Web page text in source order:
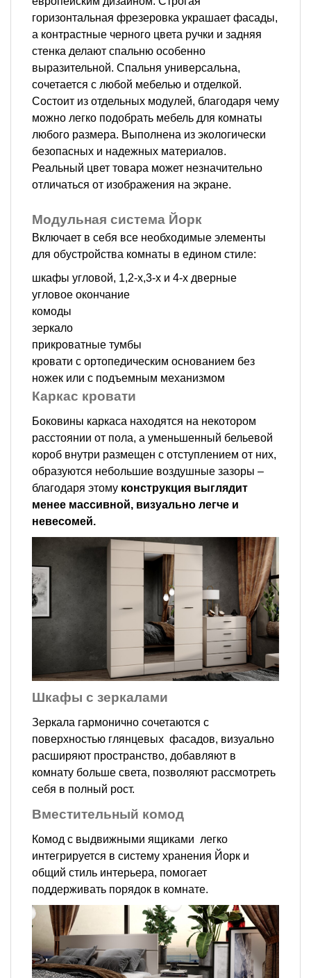
горизонтальная фрезеровка украшает фасады,
а контрастные черного цвета ручки и задняя
стенка делают спальню особенно
выразительной. Спальня универсальна,
сочетается с любой мебелью и отделкой.
Состоит из отдельных модулей, благодаря чему
можно легко подобрать мебель для комнаты
любого размера. Выполнена из экологически
безопасных и надежных материалов.
Реальный цвет товара может незначительно
отличаться от изображения на экране.
Модульная система Йорк
Включает в себя все необходимые элементы
для обустройства комнаты в едином стиле:
шкафы угловой, 1,2-х,3-х и 4-х дверные
угловое окончание
комоды
зеркало
прикроватные тумбы
кровати с ортопедическим основанием без
ножек или с подъемным механизмом
Каркас кровати
Боковины каркаса находятся на некотором
расстоянии от пола, а уменьшенный бельевой
короб внутри размещен с отступлением от них,
образуются небольшие воздушные зазоры –
благодаря этому конструкция выглядит
менее массивной, визуально легче и
невесомей.
Шкафы с зеркалами
Зеркала гармонично сочетаются с
поверхностью глянцевых фасадов, визуально
расширяют пространство, добавляют в
комнату больше света, позволяют рассмотреть
себя в полный рост.
Вместительный комод
Комод с выдвижными ящиками легко
интегрируется в систему хранения Йорк и
общий стиль интерьера, помогает
поддерживать порядок в комнате.